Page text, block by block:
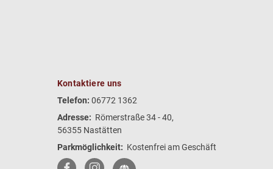
Kontaktiere uns
Telefon: 06772 1362
Adresse: Römerstraße 34 - 40,
56355 Nastätten
Parkmöglichkeit: Kostenfrei am Geschäft